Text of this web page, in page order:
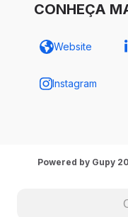
CONHEÇA
Website
Instagram
Powered by Gupy